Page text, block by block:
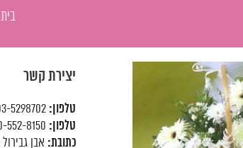
בית
יצירת קשר
טלפון:
טלפון:
כתובת: אבן גבירול 123 תל אביב.